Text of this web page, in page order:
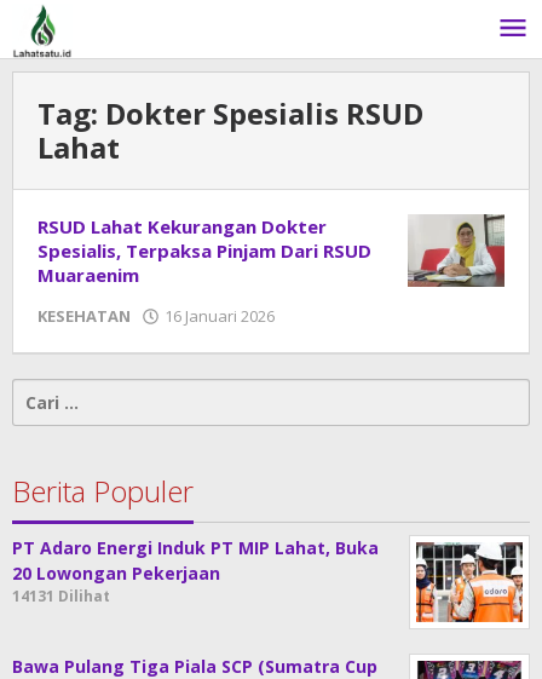
Lewati
konten
Tag: Dokter Spesialis RSUD
Lahat
RSUD Lahat Kekurangan Dokter
Spesialis, Terpaksa Pinjam Dari RSUD
Muaraenim
KESEHATAN 16 Januari 2026
Cari
untuk:
Berita Populer
PT Adaro Energi Induk PT MIP Lahat, Buka
20 Lowongan Pekerjaan
14131 Dilihat
Bawa Pulang Tiga Piala SCP (Sumatra Cup